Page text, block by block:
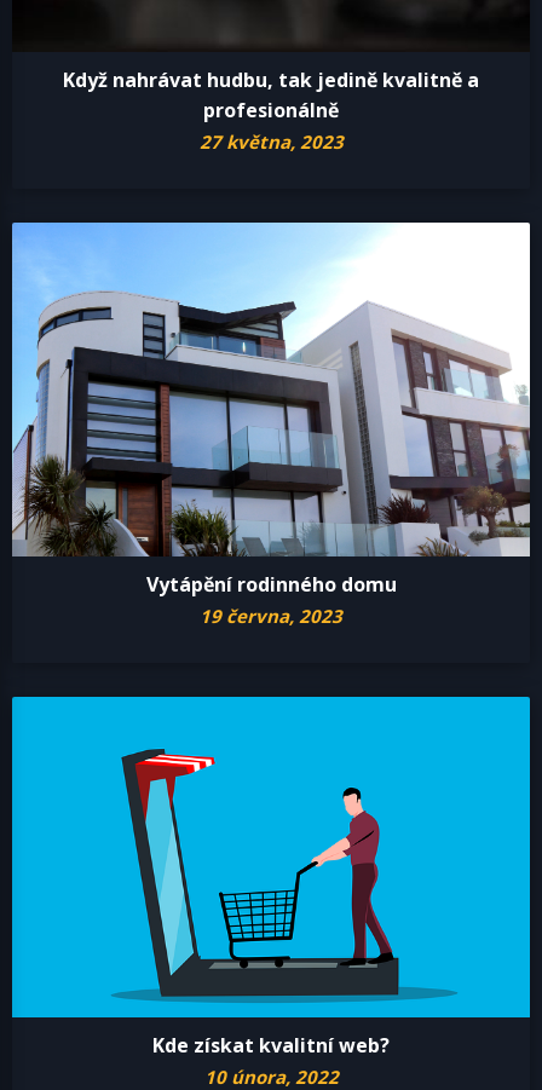
Když nahrávat hudbu, tak jedině kvalitně a
profesionálně
27 května, 2023
Vytápění rodinného domu
19 června, 2023
Kde získat kvalitní web?
10 února, 2022